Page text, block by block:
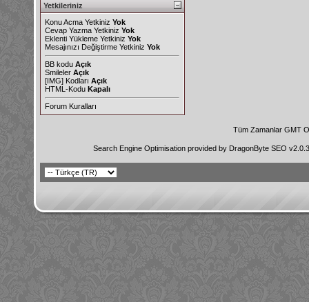
Yetkileriniz
Konu Acma Yetkiniz Yok
Cevap Yazma Yetkiniz Yok
Eklenti Yükleme Yetkiniz Yok
Mesajınızı Değiştirme Yetkiniz Yok
BB kodu Açık
Smileler Açık
[IMG] Kodları Açık
HTML-Kodu Kapalı
Forum Kuralları
Tüm Zamanlar GMT
Search Engine Optimisation provided by DragonByte SEO